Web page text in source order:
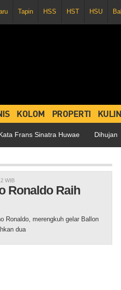
Tapin HSS HST HSU
KOLOM PROPERTI
Sinatra Huwae Dihujani 3
WIB
Ronaldo Raih
Ronaldo, merengkuh gelar Ballon
dua